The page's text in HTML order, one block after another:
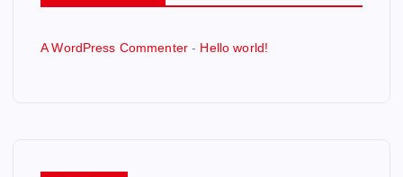
A WordPress Commenter - Hello world!